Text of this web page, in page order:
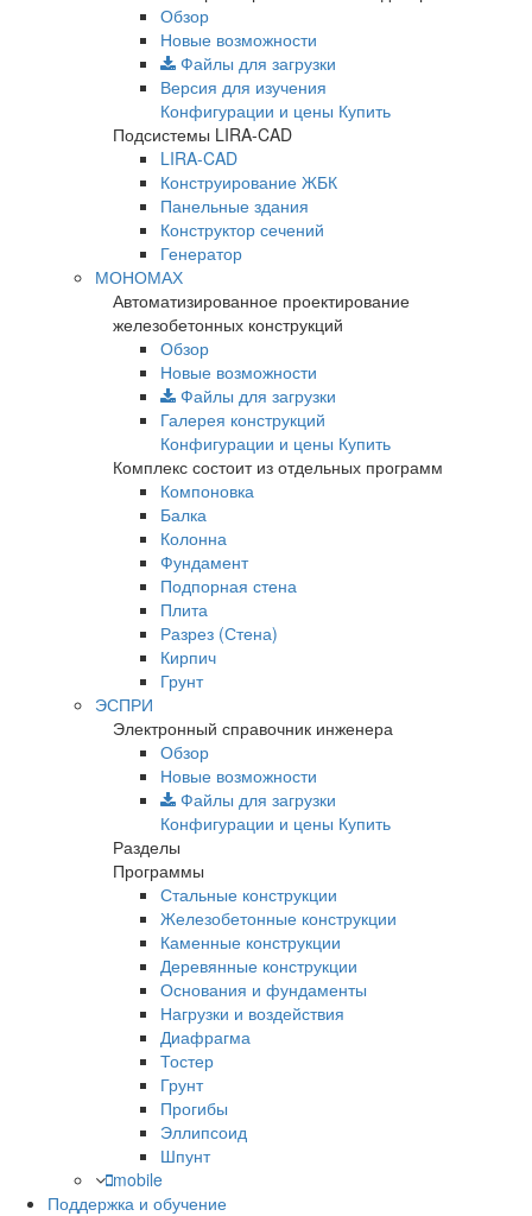
Обзор
Новые возможности
Файлы для загрузки
Версия для изучения
Конфигурации и цены Купить
Подсистемы LIRA-CAD
LIRA-CAD
Конструирование ЖБК
Панельные здания
Конструктор сечений
Генератор
МОНОМАХ
Автоматизированное проектирование
железобетонных конструкций
Обзор
Новые возможности
Файлы для загрузки
Галерея конструкций
Конфигурации и цены Купить
Комплекс состоит из отдельных программ
Компоновка
Балка
Колонна
Фундамент
Подпорная стена
Плита
Разрез (Стена)
Кирпич
Грунт
ЭСПРИ
Электронный справочник инженера
Обзор
Новые возможности
Файлы для загрузки
Конфигурации и цены Купить
Разделы
Программы
Стальные конструкции
Железобетонные конструкции
Каменные конструкции
Деревянные конструкции
Основания и фундаменты
Нагрузки и воздействия
Диафрагма
Тостер
Грунт
Прогибы
Эллипсоид
Шпунт
mobile
Поддержка и обучение